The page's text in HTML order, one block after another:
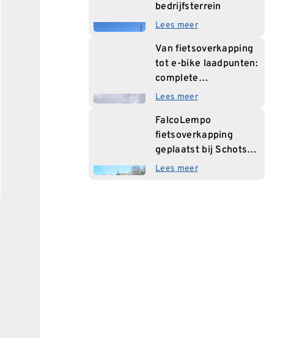
bedrijfsterrein
Lees meer
Van fietsoverkapping
tot e-bike laadpunten:
complete
fietsvoorziening voor
Lees meer
FalcoLempo
fietsoverkapping
geplaatst bij Schotse
basisschool
Lees meer